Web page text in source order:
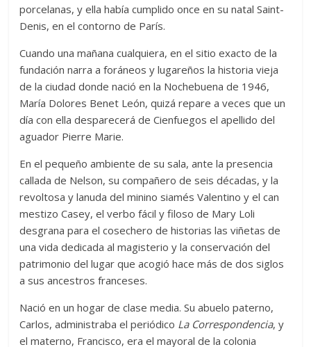
porcelanas, y ella había cumplido once en su natal Saint-
Denis, en el contorno de París.
Cuando una mañana cualquiera, en el sitio exacto de la
fundación narra a foráneos y lugareños la historia vieja
de la ciudad donde nació en la Nochebuena de 1946,
María Dolores Benet León, quizá repare a veces que un
día con ella desparecerá de Cienfuegos el apellido del
aguador Pierre Marie.
En el pequeño ambiente de su sala, ante la presencia
callada de Nelson, su compañero de seis décadas, y la
revoltosa y lanuda del minino siamés Valentino y el can
mestizo Casey, el verbo fácil y filoso de Mary Loli
desgrana para el cosechero de historias las viñetas de
una vida dedicada al magisterio y la conservación del
patrimonio del lugar que acogió hace más de dos siglos
a sus ancestros franceses.
Nació en un hogar de clase media. Su abuelo paterno,
Carlos, administraba el periódico La Correspondencia, y
el materno, Francisco, era el mayoral de la colonia